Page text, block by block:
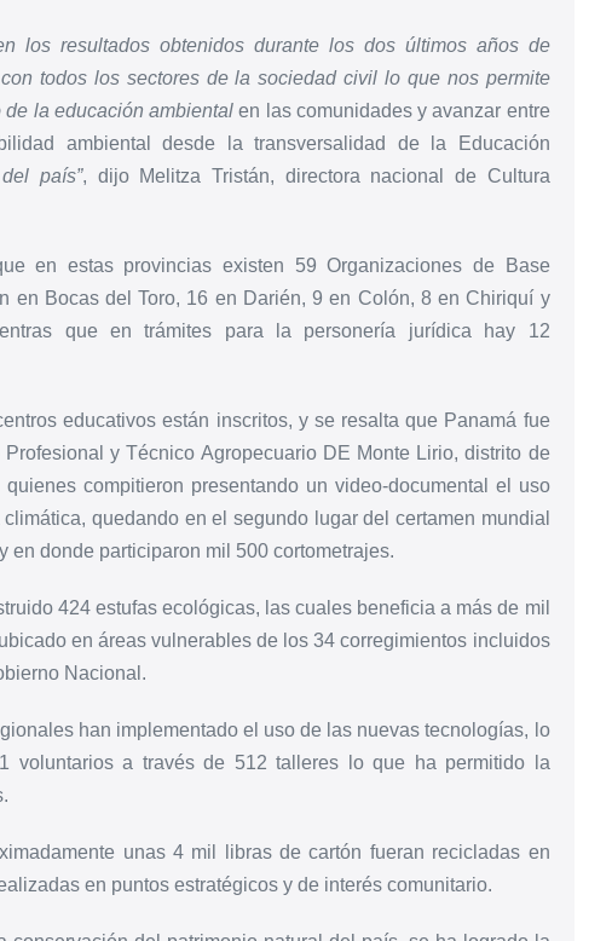
los resultados obtenidos durante los dos últimos años de
todos los sectores de la sociedad civil lo que nos permite
la educación ambiental en las comunidades y avanzar entre
ambiental desde la transversalidad de la Educación
país”, dijo Melitza Tristán, directora nacional de Cultura
en estas provincias existen 59 Organizaciones de Base
en Bocas del Toro, 16 en Darién, 9 en Colón, 8 en Chiriquí y
que en trámites para la personería jurídica hay 12
educativos están inscritos, y se resalta que Panamá fue
y Técnico Agropecuario DE Monte Lirio, distrito de
compitieron presentando un video-documental el uso
quedando en el segundo lugar del certamen mundial
donde participaron mil 500 cortometrajes.
424 estufas ecológicas, las cuales beneficia a más de mil
en áreas vulnerables de los 34 corregimientos incluidos
Nacional.
han implementado el uso de las nuevas tecnologías, lo
voluntarios a través de 512 talleres lo que ha permitido la
unas 4 mil libras de cartón fueran recicladas en
en puntos estratégicos y de interés comunitario.